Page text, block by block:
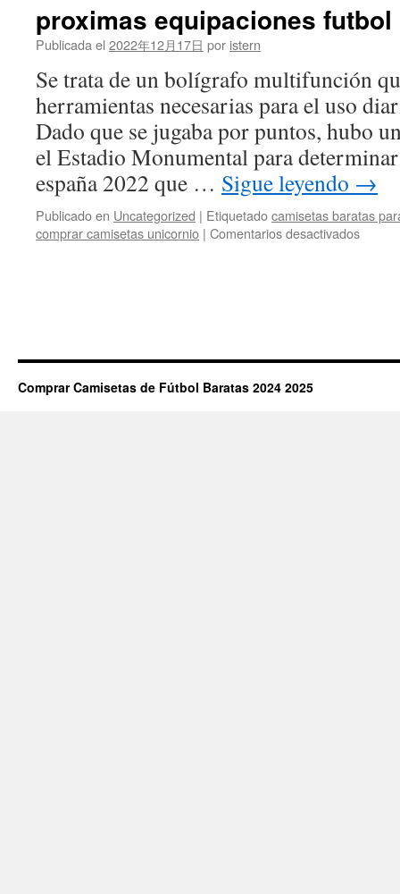
proximas equipaciones futbol
Publicada el 2022年12月17日 por istern
Se trata de un bolígrafo multifunción
herramientas necesarias para el uso
Dado que se jugaba por puntos, hubo
el Estadio Monumental para
españa 2022 que … Sigue leyendo →
Publicado en Uncategorized | Etiquetadocamisetas baratas
comprar camisetas unicornio | Comentarios desactivadosen
Comprar Camisetas de Fútbol Baratas 2024 2025